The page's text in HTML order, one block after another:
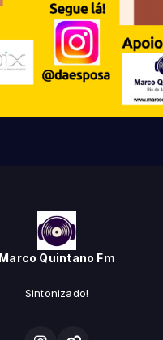
Marco Quintano Fm
Sintonizado!